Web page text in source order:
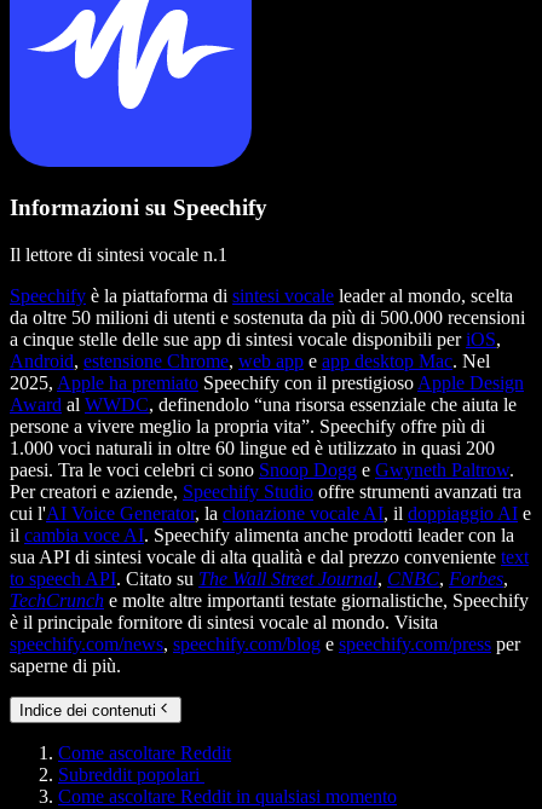
Informazioni su Speechify
Il lettore di sintesi vocale n.1
Speechify è la piattaforma di sintesi vocale leader al mondo, scelta
da oltre 50 milioni di utenti e sostenuta da più di 500.000 recensioni
a cinque stelle delle sue app di sintesi vocale disponibili periOS,
Android, estensione Chrome, web app e app desktop Mac. Nel
2025, Apple ha premiato Speechify con il prestigioso Apple Design
Award al WWDC, definendolo “una risorsa essenziale che aiuta le
persone a vivere meglio la propria vita”. Speechify offre più di
1.000 voci naturali in oltre 60 lingue ed è utilizzato in quasi 200
paesi. Tra le voci celebri ci sono Snoop Dogg e Gwyneth Paltrow.
Per creatori e aziende, Speechify Studio offre strumenti avanzati tra
cui l'AI Voice Generator, la clonazione vocale AI, il doppiaggio AI e
il cambia voce AI. Speechify alimenta anche prodotti leader con la
sua API di sintesi vocale di alta qualità e dal prezzo conveniente text
to speech API. Citato su The Wall Street Journal, CNBC, Forbes,
TechCrunch e molte altre importanti testate giornalistiche, Speechify
è il principale fornitore di sintesi vocale al mondo. Visita
speechify.com/news, speechify.com/blog e speechify.com/press per
saperne di più.
Indice dei contenuti
Come ascoltare Reddit
Subreddit popolari
Come ascoltare Reddit in qualsiasi momento